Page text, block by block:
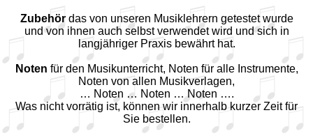
Zubehördas von unseren Musiklehrern getestet wurde
und von ihnen auch selbst verwendet wird und sich in
langjähriger Praxis bewährt hat.
Noten für den Musikunterricht, Noten für alle Instrumente,
Noten von allen Musikverlagen,
… Noten … Noten … Noten ….
Was nicht vorrätig ist, können wir innerhalb kurzer Zeit für
Sie bestellen.